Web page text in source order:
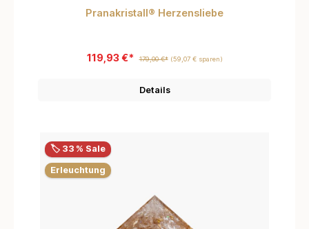
Durchschnittliche Bewertung von 5 von 5 Sternen
Pranakristall® Herzensliebe
119,93 €* 179,00 €* (59,07 € sparen)
Details
🏷️ 33 % Sale
Erleuchtung